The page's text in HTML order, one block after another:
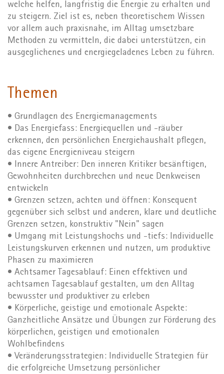
welche helfen, langfristig die Energie zu erhalten und
zu steigern. Ziel ist es, neben theoretischem Wissen
vor allem auch praxisnahe, im Alltag umsetzbare
Methoden zu vermitteln, die dabei unterstützen, ein
ausgeglichenes und energiegeladenes Leben zu führen.
Themen
• Grundlagen des Energiemanagements
• Das Energiefass: Energiequellen und -räuber
erkennen, den persönlichen Energiehaushalt pflegen,
das eigene Energieniveau steigern
• Innere Antreiber: Den inneren Kritiker besänftigen,
Gewohnheiten durchbrechen und neue Denkweisen
entwickeln
• Grenzen setzen, achten und öffnen: Konsequent
gegenüber sich selbst und anderen, klare und deutliche
Grenzen setzen, konstruktiv "Nein" sagen
• Umgang mit Leistungshochs und -tiefs: Individuelle
Leistungskurven erkennen und nutzen, um produktive
Phasen zu maximieren
• Achtsamer Tagesablauf: Einen effektiven und
achtsamen Tagesablauf gestalten, um den Alltag
bewusster und produktiver zu erleben
• Körperliche, geistige und emotionale Aspekte:
Ganzheitliche Ansätze und Übungen zur Förderung des
körperlichen, geistigen und emotionalen
Wohlbefindens
• Veränderungsstrategien: Individuelle Strategien für
die erfolgreiche Umsetzung persönlicher